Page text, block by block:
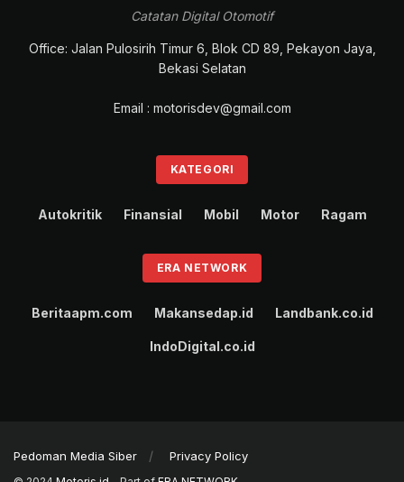
Catatan Digital Otomotif
Office: Jalan Pulosirih Timur 6, Blok CD 89, Pekayon Jaya,
Bekasi Selatan
Email : motorisdev@gmail.com
KATEGORI
Autokritik Finansial Mobil Motor Ragam
ERA NETWORK
Beritaapm.com Makansedap.id Landbank.co.id
IndoDigital.co.id
Pedoman Media Siber Privacy Policy